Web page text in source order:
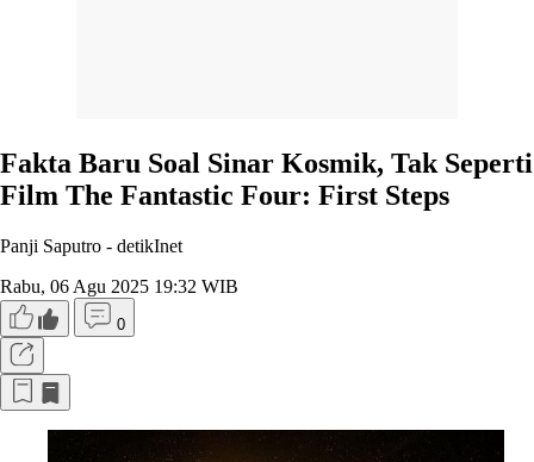
Fakta Baru Soal Sinar Kosmik, Tak Seperti
Film The Fantastic Four: First Steps
Panji Saputro - detikInet
Rabu, 06 Agu 2025 19:32 WIB
0